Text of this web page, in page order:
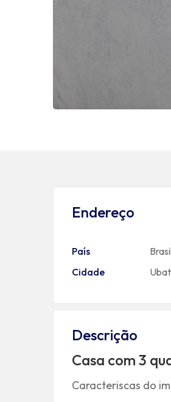
Endereço
País
Cidade
Descrição
Casa com 3
Caracteriscas do